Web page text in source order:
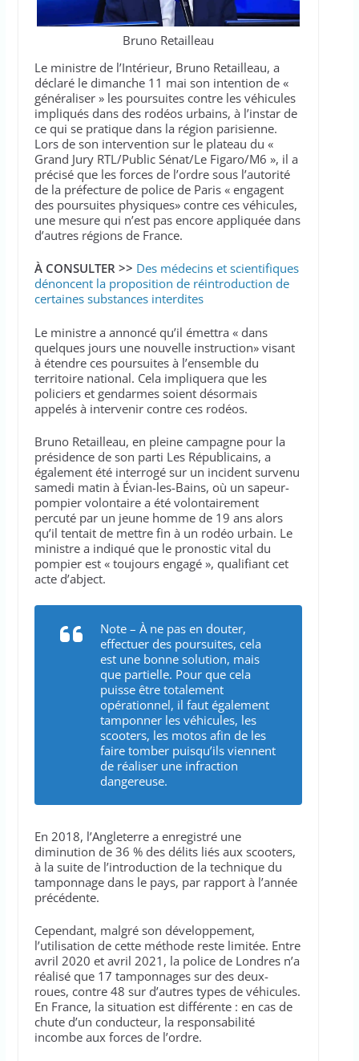
Bruno Retailleau
Le ministre de l’Intérieur, Bruno Retailleau, a
déclaré le dimanche 11 mai son intention de «
généraliser » les poursuites contre les véhicules
impliqués dans des rodéos urbains, à l’instar de
ce qui se pratique dans la région parisienne.
Lors de son intervention sur le plateau du «
Grand Jury RTL/Public Sénat/Le Figaro/M6 », il a
précisé que les forces de l’ordre sous l’autorité
de la préfecture de police de Paris « engagent
des poursuites physiques» contre ces véhicules,
une mesure qui n’est pas encore appliquée dans
d’autres régions de France.
À CONSULTER >> Des médecins et scientifiques
dénoncent la proposition de réintroduction de
certaines substances interdites
Le ministre a annoncé qu’il émettra « dans
quelques jours une nouvelle instruction» visant
à étendre ces poursuites à l’ensemble du
territoire national. Cela impliquera que les
policiers et gendarmes soient désormais
appelés à intervenir contre ces rodéos.
Bruno Retailleau, en pleine campagne pour la
présidence de son parti Les Républicains, a
également été interrogé sur un incident survenu
samedi matin à Évian-les-Bains, où un sapeur-
pompier volontaire a été volontairement
percuté par un jeune homme de 19 ans alors
qu’il tentait de mettre fin à un rodéo urbain. Le
ministre a indiqué que le pronostic vital du
pompier est « toujours engagé », qualifiant cet
acte d’abject.
Note – À ne pas en douter,
effectuer des poursuites, cela
est une bonne solution, mais
que partielle. Pour que cela
puisse être totalement
opérationnel, il faut également
tamponner les véhicules, les
scooters, les motos afin de les
faire tomber puisqu’ils viennent
de réaliser une infraction
dangereuse.
En 2018, l’Angleterre a enregistré une
diminution de 36 % des délits liés aux scooters,
à la suite de l’introduction de la technique du
tamponnage dans le pays, par rapport à l’année
précédente.
Cependant, malgré son développement,
l’utilisation de cette méthode reste limitée. Entre
avril 2020 et avril 2021, la police de Londres n’a
réalisé que 17 tamponnages sur des deux-
roues, contre 48 sur d’autres types de véhicules.
En France, la situation est différente : en cas de
chute d’un conducteur, la responsabilité
incombe aux forces de l’ordre.